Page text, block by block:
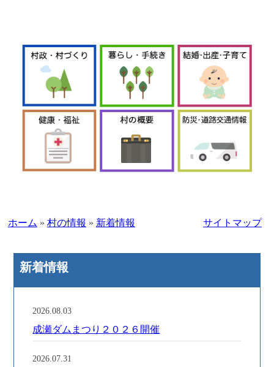
ホーム » 村の情報 » 新着情報 サイトマップ
新着情報
2026.08.03
成瀬ダムまつり２０２６開催
2026.07.31